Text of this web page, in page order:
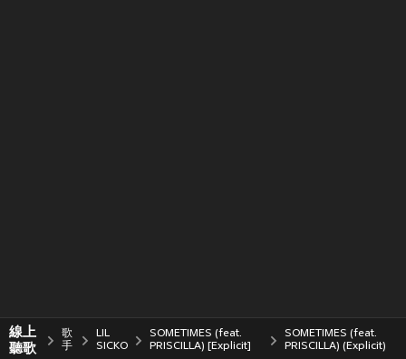
線上
聽歌
歌
手
LIL
SICKO
SOMETIMES (feat.
PRISCILLA) [Explicit]
SOMETIMES (feat.
PRISCILLA) (Explicit)